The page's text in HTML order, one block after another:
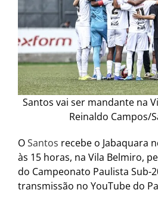
Santos vai ser mandante na
Reinaldo Campos/
OSantos recebe o Jabaquara
às 15 horas, na Vila Belmiro,
do Campeonato Paulista Sub-
transmissão no YouTube do